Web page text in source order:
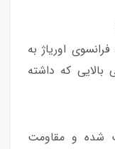
اوریاژ به
که داشته
و مقاومت